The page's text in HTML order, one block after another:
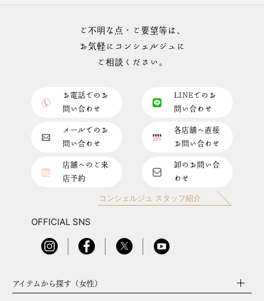
ご不明な点・ご要望等は、
お気軽にコンシェルジュに
ご相談ください。
お電話でのお
問い合わせ
LINEでのお
問い合わせ
メールでのお
問い合わせ
各店舗へ直接
お問い合わせ
店舗へのご来
店予約
卸のお問い合
わせ
コンシェルジュ スタッフ紹介
OFFICIAL SNS
アイテムから探す（女性）